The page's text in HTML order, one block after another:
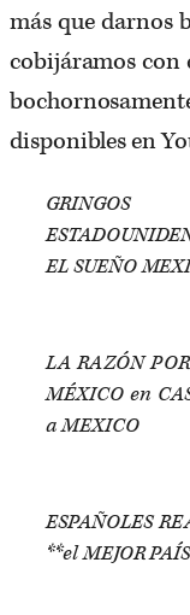
más que darnos
cobijáramos con
disponibles en
GRINGOS
EL SUEÑO
LA RAZÓN
MÉXICO en
a MEXICO
ESPAÑOLES
**el MEJOR